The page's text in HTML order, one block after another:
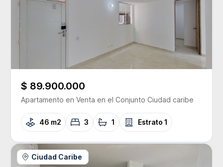
$ 89.900.000
Apartamento en Venta en el Conjunto Ciudad caribe
46 m2 3 1 Estrato 1
Ciudad Caribe